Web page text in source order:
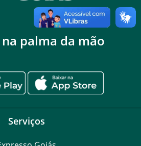
palma da mão
Serviços